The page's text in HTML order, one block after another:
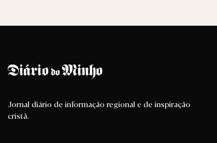
Jornal diário de informação regional e de inspiração
cristã.